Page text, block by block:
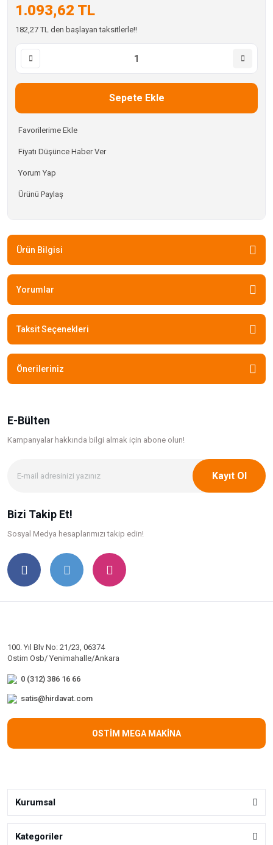
1.093,62 TL
182,27 TL den başlayan taksitlerle!!
Sepete Ekle
Fiyatı Düşünce Haber Ver
Yorum Yap
Ürünü Paylaş
Ürün Bilgisi
Yorumlar
Taksit Seçenekleri
Önerileriniz
E-Bülten
Kampanyalar hakkında bilgi almak için abone olun!
Kayıt Ol
Bizi Takip Et!
Sosyal Medya hesaplarımızı takip edin!
100. Yıl Blv No: 21/23, 06374
Ostim Osb/ Yenimahalle/Ankara
0 (312) 386 16 66
satis@hirdavat.com
OSTİM MEGA MAKİNA
Kurumsal
Kategoriler